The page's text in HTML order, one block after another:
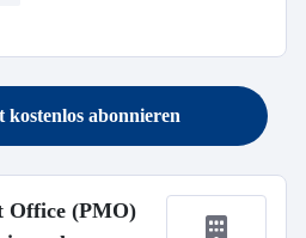
kostenlos abonnieren
Office (PMO)